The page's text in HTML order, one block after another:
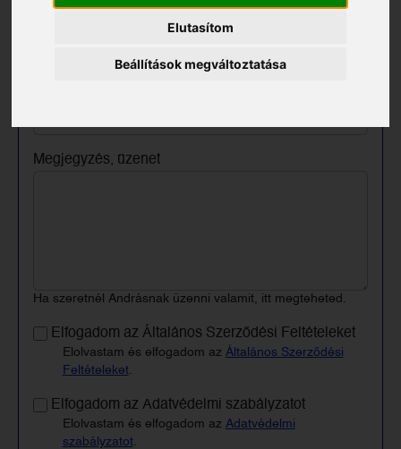
Elutasítom
Beállítások megváltoztatása
Megjegyzés, üzenet
Ha szeretnél Andrásnak üzenni valamit, itt megteheted.
Elfogadom az Általános Szerződési Feltételeket
Elolvastam és elfogadom az Általános Szerződési
Feltételeket.
Elfogadom az Adatvédelmi szabályzatot
Elolvastam és elfogadom az Adatvédelmi
szabályzatot.